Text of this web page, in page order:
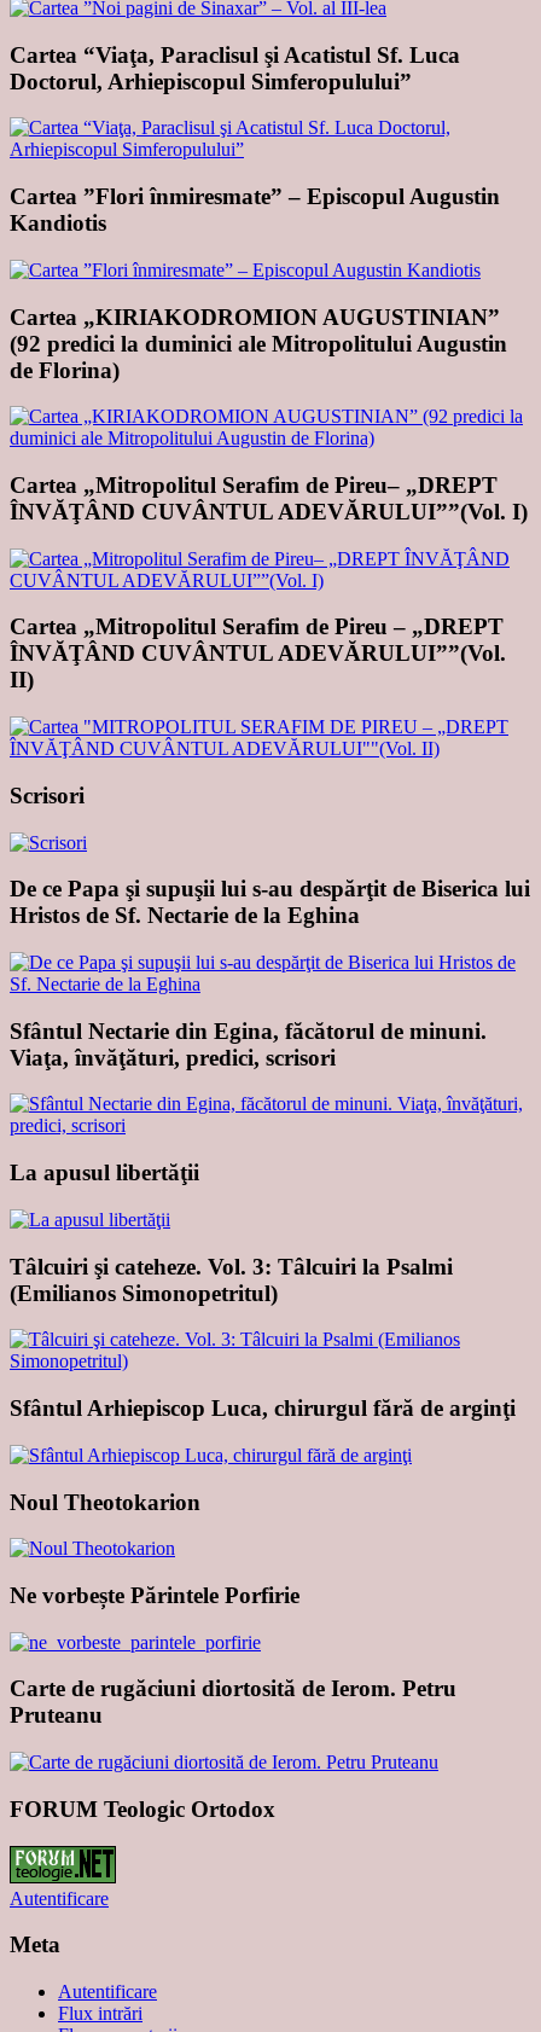
Cartea “Viaţa, Paraclisul şi Acatistul Sf. Luca
Doctorul, Arhiepiscopul Simferopulului”
Cartea ”Flori înmiresmate” – Episcopul Augustin
Kandiotis
Cartea „KIRIAKODROMION AUGUSTINIAN”
(92 predici la duminici ale Mitropolitului Augustin
de Florina)
Cartea „Mitropolitul Serafim de Pireu– „DREPT
ÎNVĂŢÂND CUVÂNTUL ADEVĂRULUI””(Vol. I)
Cartea „Mitropolitul Serafim de Pireu – „DREPT
ÎNVĂŢÂND CUVÂNTUL ADEVĂRULUI””(Vol.
II)
Scrisori
De ce Papa şi supuşii lui s-au despărţit de Biserica lui
Hristos de Sf. Nectarie de la Eghina
Sfântul Nectarie din Egina, făcătorul de minuni.
Viaţa, învăţături, predici, scrisori
La apusul libertăţii
Tâlcuiri şi cateheze. Vol. 3: Tâlcuiri la Psalmi
(Emilianos Simonopetritul)
Sfântul Arhiepiscop Luca, chirurgul fără de arginţi
Noul Theotokarion
Ne vorbește Părintele Porfirie
Carte de rugăciuni diortosită de Ierom. Petru
Pruteanu
FORUM Teologic Ortodox
Autentificare
Meta
Autentificare
Flux intrări